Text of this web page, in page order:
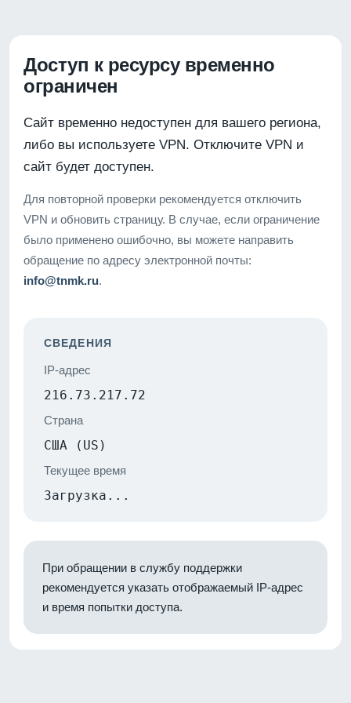
Доступ к ресурсу временно
ограничен
Сайт временно недоступен для вашего региона,
либо вы используете VPN. Отключите VPN и
сайт будет доступен.
Для повторной проверки рекомендуется отключить
VPN и обновить страницу. В случае, если ограничение
было применено ошибочно, вы можете направить
обращение по адресу электронной почты:
info@tnmk.ru.
СВЕДЕНИЯ
IP-адрес
216.73.217.72
Страна
США (US)
Текущее время
Загрузка...
При обращении в службу поддержки
рекомендуется указать отображаемый IP-адрес
и время попытки доступа.